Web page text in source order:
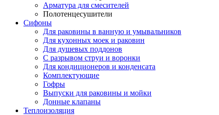
Арматура для смесителей
Полотенцесушители
Сифоны
Для раковины в ванную и умывальников
Для кухонных моек и раковин
Для душевых поддонов
С разрывом струи и воронки
Для кондиционеров и конденсата
Комплектующие
Гофры
Выпуски для раковины и мойки
Донные клапаны
Теплоизоляция